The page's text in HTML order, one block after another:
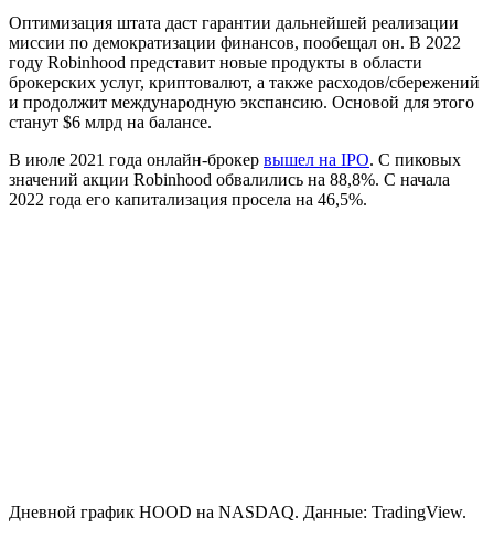
Оптимизация штата даст гарантии дальнейшей реализации
миссии по демократизации финансов, пообещал он. В 2022
году Robinhood представит новые продукты в области
брокерских услуг, криптовалют, а также расходов/сбережений
и продолжит международную экспансию. Основой для этого
станут $6 млрд на балансе.
В июле 2021 года онлайн-брокер вышел на IPO. С пиковых
значений акции Robinhood обвалились на 88,8%. С начала
2022 года его капитализация просела на 46,5%.
Дневной график HOOD на NASDAQ. Данные: TradingView.